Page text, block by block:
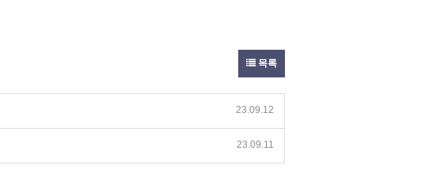
목록
23.09.12
23.09.11